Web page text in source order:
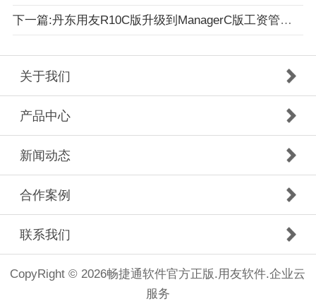
下一篇:丹东用友R10C版升级到ManagerC版工资管理模块升级问题处理方案
关于我们
产品中心
新闻动态
合作案例
联系我们
CopyRight © 2026畅捷通软件官方正版.用友软件.企业云
服务